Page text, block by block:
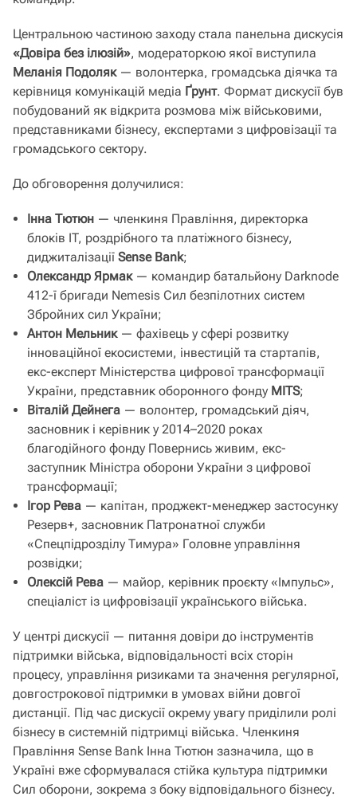
Центральною частиною заходу стала панельна дискусія
«Довіра без ілюзій», модераторкою якої виступила
Меланія Подоляк— волонтерка, громадська діячка та
керівниця комунікацій медіа Ґрунт. Формат дискусії був
побудований як відкрита розмова між військовими,
представниками бізнесу, експертами з цифровізації та
громадського сектору.
До обговорення долучилися:
Інна Тютюн — членкиня Правління, директорка
блоків IT, роздрібного та платіжного бізнесу,
диджиталізації Sense Bank;
Олександр Ярмак— командир батальйону Darknode
412-ї бригади Nemesis Сил безпілотних систем
Збройних сил України;
Антон Мельник— фахівець у сфері розвитку
інноваційної екосистеми, інвестицій та стартапів,
екс-експерт Міністерства цифрової трансформації
України, представник оборонного фонду MITS;
Віталій Дейнега — волонтер, громадський діяч,
засновник і керівник у 2014–2020 роках
благодійного фонду Повернись живим, екс-
заступник Міністра оборони України з цифрової
трансформації;
Ігор Рева — капітан, проджект-менеджер застосунку
Резерв+, засновник Патронатної служби
«Спецпідрозділу Тимура» Головне управління
розвідки;
Олексій Рева — майор, керівник проєкту «Імпульс»,
спеціаліст із цифровізації українського війська.
У центрі дискусії — питання довіри до інструментів
підтримки війська, відповідальності всіх сторін
процесу, управління ризиками та значення регулярної,
довгострокової підтримки в умовах війни довгої
дистанції. Під час дискусії окрему увагу приділили ролі
бізнесу в системній підтримці війська. Членкиня
Правління Sense Bank Інна Тютюн зазначила, що в
Україні вже сформувалася стійка культура підтримки
Сил оборони, зокрема з боку відповідального бізнесу.